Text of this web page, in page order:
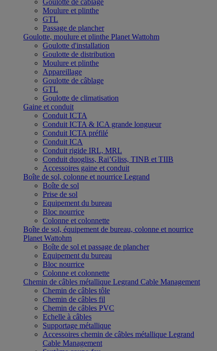
Goulotte de câblage
Moulure et plinthe
GTL
Passage de plancher
Goulotte, moulure et plinthe Planet Wattohm
Goulotte d'installation
Goulotte de distribution
Moulure et plinthe
Appareillage
Goulotte de câblage
GTL
Goulotte de climatisation
Gaine et conduit
Conduit ICTA
Conduit ICTA & ICA grande longueur
Conduit ICTA préfilé
Conduit ICA
Conduit rigide IRL, MRL
Conduit duogliss, Rai’Gliss, TINB et TIIB
Accessoires gaine et conduit
Boîte de sol, colonne et nourrice Legrand
Boîte de sol
Prise de sol
Equipement du bureau
Bloc nourrice
Colonne et colonnette
Boîte de sol, équipement de bureau, colonne et nourrice
Planet Wattohm
Boîte de sol et passage de plancher
Equipement du bureau
Bloc nourrice
Colonne et colonnette
Chemin de câbles métallique Legrand Cable Management
Chemin de câbles tôle
Chemin de câbles fil
Chemin de câbles PVC
Echelle à câbles
Supportage métallique
Accessoires chemin de câbles métallique Legrand
Cable Management